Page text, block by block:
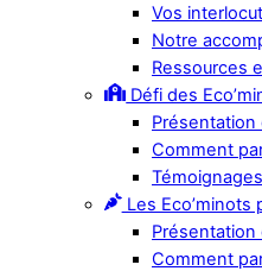
Vos
Notre
Ressources
Défi des
Présentation
Comment
Les Eco’minots
Présentation
Comment